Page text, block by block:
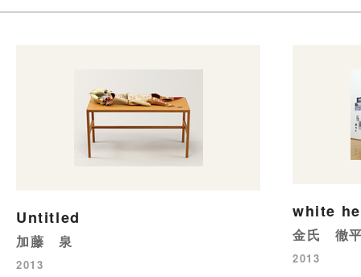
Untitled
加藤 泉
2013
white
金氏 徹
2013